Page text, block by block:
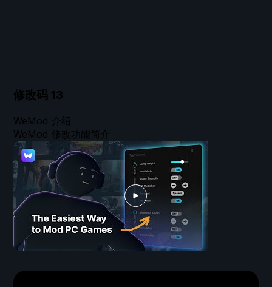
修改码 13
WeMod 介绍
WeMod 修改功能简介